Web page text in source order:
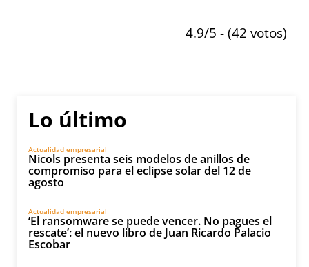
4.9/5 - (42 votos)
Lo último
Actualidad empresarial
Nicols presenta seis modelos de anillos de
compromiso para el eclipse solar del 12 de
agosto
Actualidad empresarial
‘El ransomware se puede vencer. No pagues el
rescate’: el nuevo libro de Juan Ricardo Palacio
Escobar